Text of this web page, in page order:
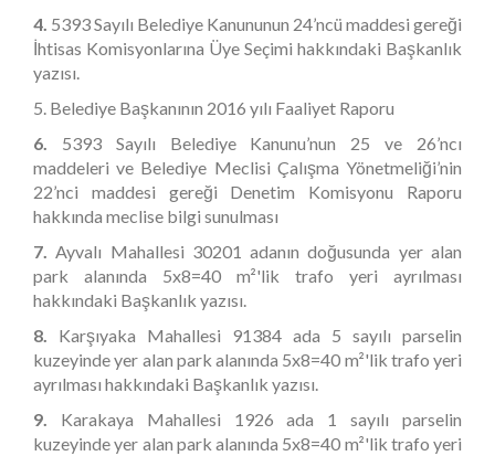
4. 5393 Sayılı Belediye Kanununun 24’ncü maddesi gereği
İhtisas Komisyonlarına Üye Seçimi hakkındaki Başkanlık
yazısı.
5. Belediye Başkanının 2016 yılı Faaliyet Raporu
6. 5393 Sayılı Belediye Kanunu’nun 25 ve 26’ncı
maddeleri ve Belediye Meclisi Çalışma Yönetmeliği’nin
22’nci maddesi gereği Denetim Komisyonu Raporu
hakkında meclise bilgi sunulması
7.Ayvalı Mahallesi 30201 adanın doğusunda yer alan
park alanında 5x8=40 m²'lik trafo yeri ayrılması
hakkındaki Başkanlık yazısı.
8. Karşıyaka Mahallesi 91384 ada 5 sayılı parselin
kuzeyinde yer alan park alanında 5x8=40 m²'lik trafo yeri
ayrılması hakkındaki Başkanlık yazısı.
9. Karakaya Mahallesi 1926 ada 1 sayılı parselin
kuzeyinde yer alan park alanında 5x8=40 m²'lik trafo yeri